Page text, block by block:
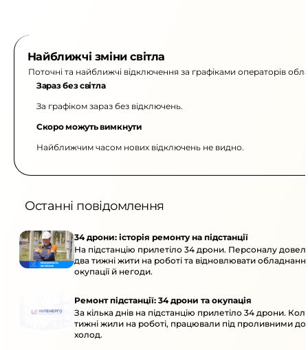
Найближчі зміни світла
Поточні та найближчі відключення за графіками операторів
Зараз без світла
За графіком зараз без відключень.
Скоро можуть вимкнути
Найближчим часом нових відключень не видно.
Останні повідомлення
34 дрони: історія ремонту на підстанції
На підстанцію прилетіло 34 дрони. Персоналу
два тижні жити на роботі та відновлювати
окупації й негоди.
Ремонт підстанції: 34 дрони та окупація
За кілька днів на підстанцію прилетіло 34 дрони.
тижні жили на роботі, працювали під проливними
холод.